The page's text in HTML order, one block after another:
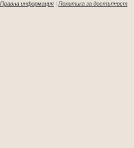
Правна информация | Политика за достъпност